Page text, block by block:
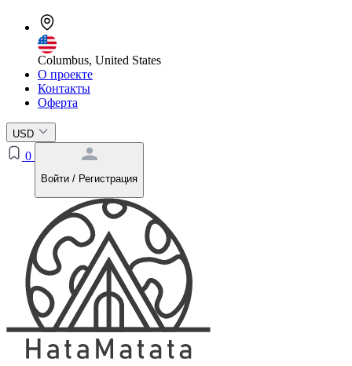
Columbus, United States
О проекте
Контакты
Оферта
USD
0
Войти / Регистрация